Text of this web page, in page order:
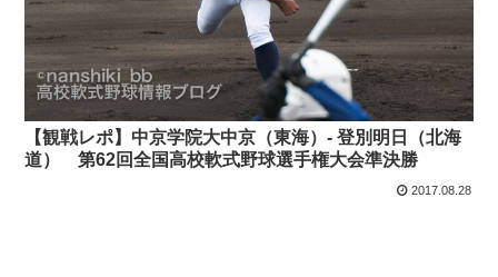
【観戦レポ】中京学院大中京（東海）- 登別明日（北海
道） 第62回全国高校軟式野球選手権大会準決勝
2017.08.28